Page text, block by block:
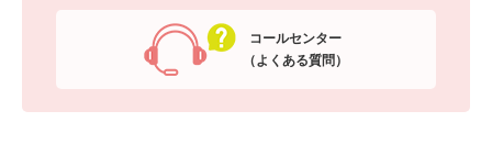
コールセンター
（よくある質問）